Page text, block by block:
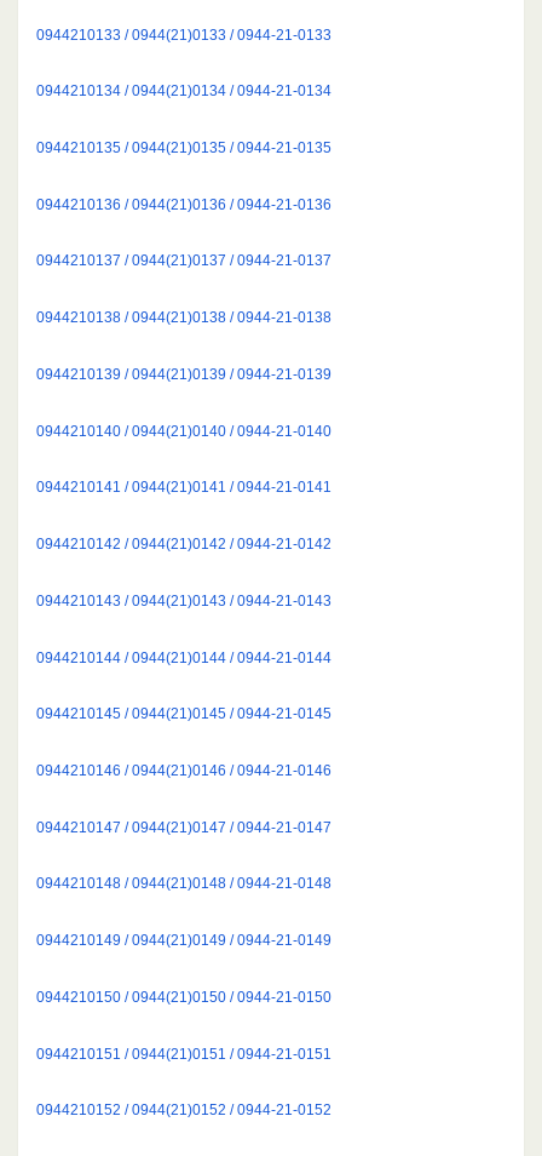
0944210133 / 0944(21)0133 / 0944-21-0133
0944210134 / 0944(21)0134 / 0944-21-0134
0944210135 / 0944(21)0135 / 0944-21-0135
0944210136 / 0944(21)0136 / 0944-21-0136
0944210137 / 0944(21)0137 / 0944-21-0137
0944210138 / 0944(21)0138 / 0944-21-0138
0944210139 / 0944(21)0139 / 0944-21-0139
0944210140 / 0944(21)0140 / 0944-21-0140
0944210141 / 0944(21)0141 / 0944-21-0141
0944210142 / 0944(21)0142 / 0944-21-0142
0944210143 / 0944(21)0143 / 0944-21-0143
0944210144 / 0944(21)0144 / 0944-21-0144
0944210145 / 0944(21)0145 / 0944-21-0145
0944210146 / 0944(21)0146 / 0944-21-0146
0944210147 / 0944(21)0147 / 0944-21-0147
0944210148 / 0944(21)0148 / 0944-21-0148
0944210149 / 0944(21)0149 / 0944-21-0149
0944210150 / 0944(21)0150 / 0944-21-0150
0944210151 / 0944(21)0151 / 0944-21-0151
0944210152 / 0944(21)0152 / 0944-21-0152